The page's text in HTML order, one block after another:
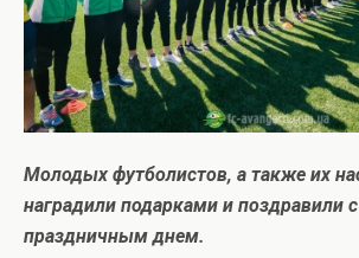
Молодых футболистов, а также их
наградили подарками и поздравили
праздничным днем.